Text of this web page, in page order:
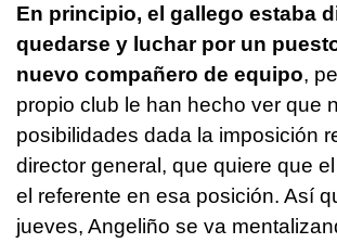
En principio, el gallego estaba
quedarse y luchar por un
nuevo compañero de equipo,
propio club le han hecho ver que
posibilidades dada la imposición
director general, que quiere que
el referente en esa posición. Así
jueves, Angeliño se va